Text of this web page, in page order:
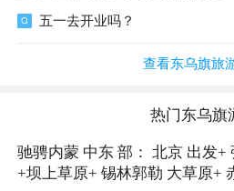
五一去开业吗？
查看东乌旗旅
热门东乌旗
驰骋内蒙 中东 部： 北京 出发+
+坝上草原+ 锡林郭勒 大草原+